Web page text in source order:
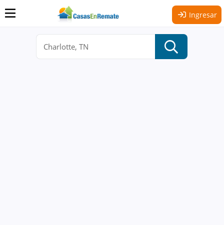
Ingresar